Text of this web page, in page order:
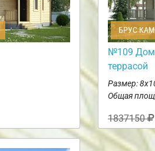
БРУС
№109 Дом
террасой
Размер:
Общая
1837150